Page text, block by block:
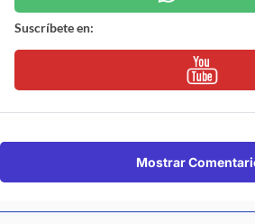
Suscríbete en:
Mostrar